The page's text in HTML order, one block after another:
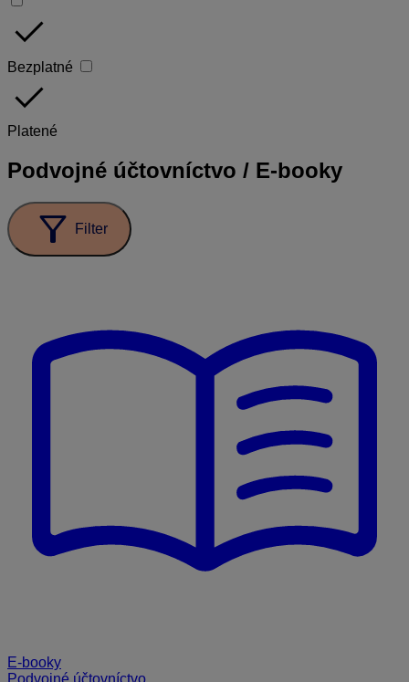
done
Bezplatné
done
Platené
Podvojné účtovníctvo / E-booky
filter_alt Filter
E-booky